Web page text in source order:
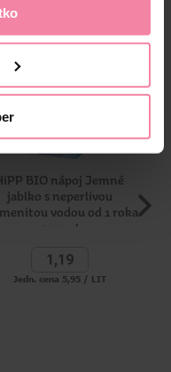
BIO nápoj Jemné
jablko s neperlivou
vodou od 1 roka
200 ml
1,19
Jedn. cena 5,95 / LIT